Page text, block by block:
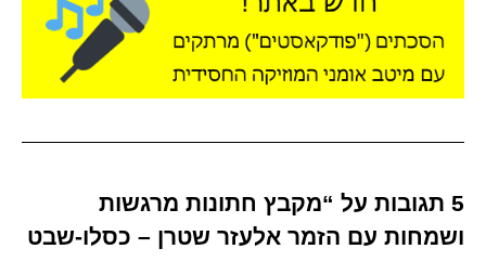
5 תגובות על “מקבץ חתונות מרגשות
ושמחות עם הזמר אלעזר שטרן – כסלו-שבט